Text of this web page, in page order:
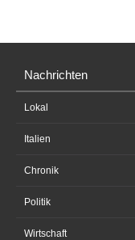
Nachrichten
Lokal
Italien
Chronik
Politik
Wirtschaft